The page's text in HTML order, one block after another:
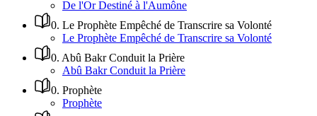
De l'Or Destiné à l'Aumône
0. Le Prophète Empêché de Transcrire sa Volonté
Le Prophète Empêché de Transcrire sa Volonté
0. Abû Bakr Conduit la Prière
Abû Bakr Conduit la Prière
0. Prophète
Prophète